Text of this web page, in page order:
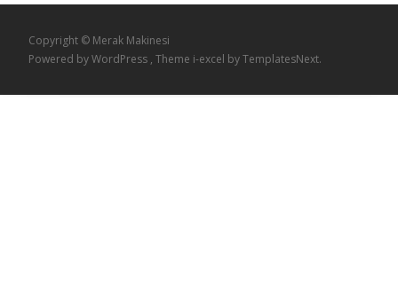
Copyright © Merak Makinesi
Powered by WordPress , Theme i-excel by TemplatesNext.